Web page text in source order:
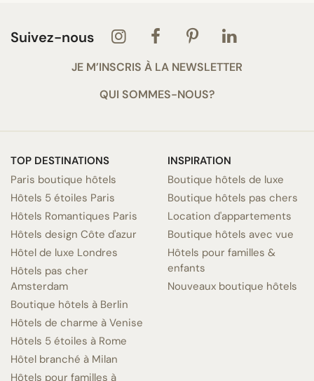
Suivez-nous
JE M’INSCRIS À LA NEWSLETTER
QUI SOMMES-NOUS?
TOP DESTINATIONS
Paris boutique hôtels
Hôtels 5 étoiles Paris
Hôtels Romantiques Paris
Hôtels design Côte d'azur
Hôtel de luxe Londres
Hôtels pas cher
Amsterdam
Boutique hôtels à Berlin
Hôtels de charme à Venise
Hôtels 5 étoiles à Rome
Hôtel branché à Milan
Hôtels pour familles à
INSPIRATION
Boutique hôtels de luxe
Boutique hôtels pas chers
Location d'appartements
Boutique hôtels avec vue
Hôtels pour familles &
enfants
Nouveaux boutique hôtels